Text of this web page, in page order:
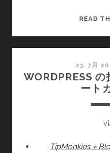
READ
23. 7月
WORDPRESS の
ート
TipMonkies »